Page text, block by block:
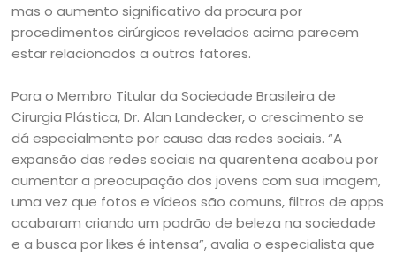
mas o aumento significativo da procura por
procedimentos cirúrgicos revelados acima parecem
estar relacionados a outros fatores.
Para o Membro Titular da Sociedade Brasileira de
Cirurgia Plástica, Dr. Alan Landecker, o crescimento se
dá especialmente por causa das redes sociais. “A
expansão das redes sociais na quarentena acabou por
aumentar a preocupação dos jovens com sua imagem,
uma vez que fotos e vídeos são comuns, filtros de apps
acabaram criando um padrão de beleza na sociedade
e a busca por likes é intensa”, avalia o especialista que